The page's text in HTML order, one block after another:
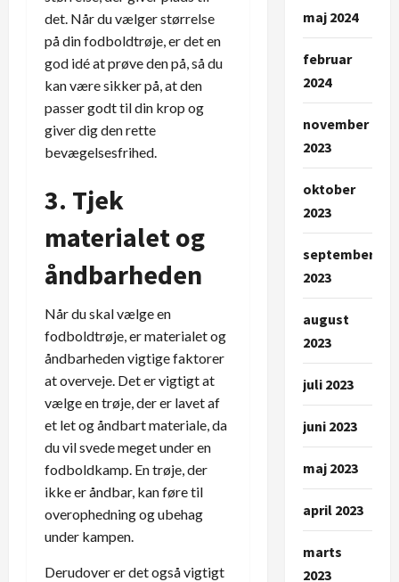
det. Når du vælger størrelse
på din fodboldtrøje, er det en
god idé at prøve den på, så du
kan være sikker på, at den
passer godt til din krop og
giver dig den rette
bevægelsesfrihed.
3. Tjek
materialet og
åndbarheden
Når du skal vælge en
fodboldtrøje, er materialet og
åndbarheden vigtige faktorer
at overveje. Det er vigtigt at
vælge en trøje, der er lavet af
et let og åndbart materiale, da
du vil svede meget under en
fodboldkamp. En trøje, der
ikke er åndbar, kan føre til
overophedning og ubehag
under kampen.
Derudover er det også vigtigt
maj 2024
februar
2024
november
2023
oktober
2023
september
2023
august
2023
juli 2023
juni 2023
maj 2023
april 2023
marts
2023